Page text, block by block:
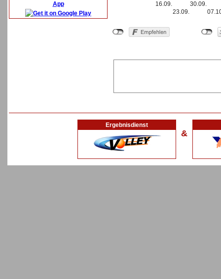
App
16.09.
23.09.
30.09.
Ergebnisdienst
&